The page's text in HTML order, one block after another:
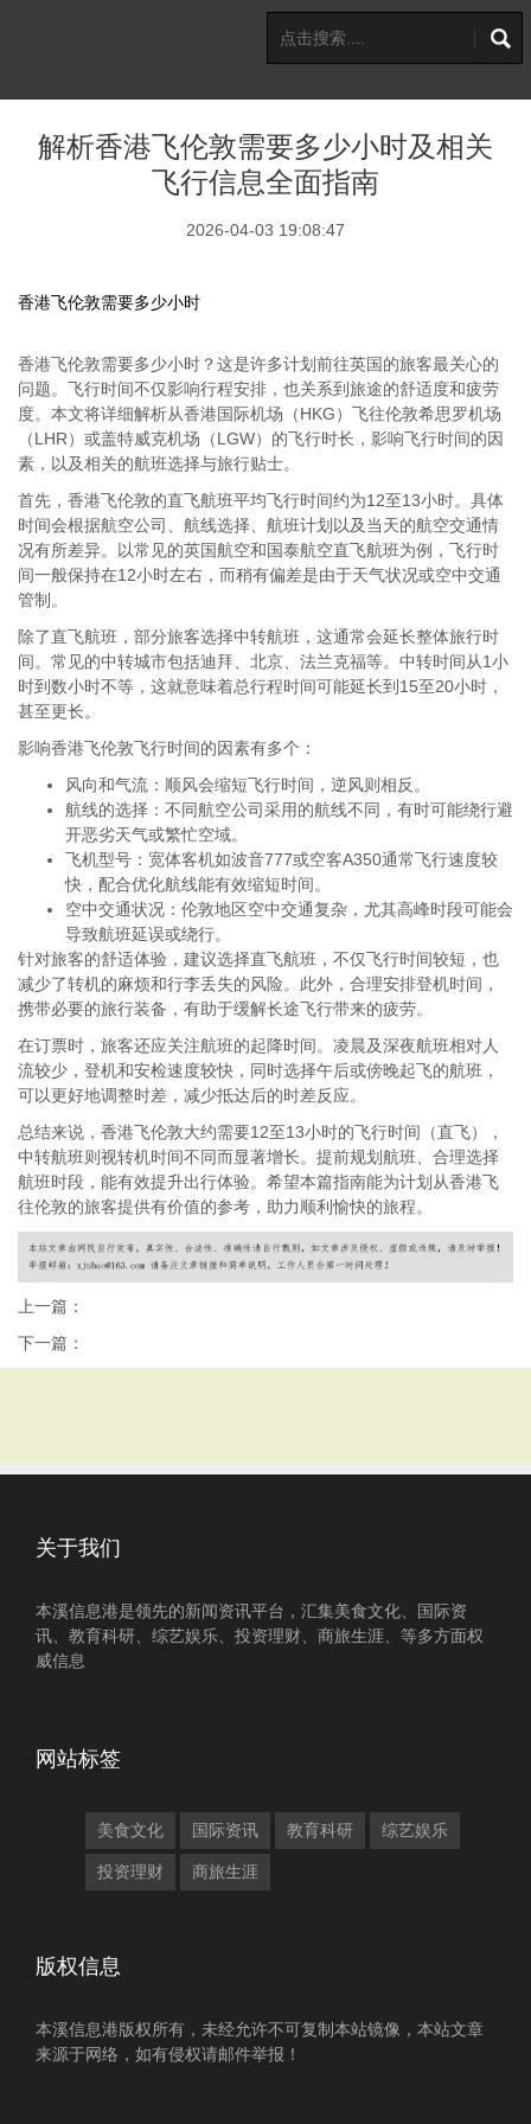
解析香港飞伦敦需要多少小时及相关
飞行信息全面指南
2026-04-03 19:08:47
香港飞伦敦需要多少小时
香港飞伦敦需要多少小时？这是许多计划前往英国的旅客最关心的
问题。飞行时间不仅影响行程安排，也关系到旅途的舒适度和疲劳
度。本文将详细解析从香港国际机场（HKG）飞往伦敦希思罗机场
（LHR）或盖特威克机场（LGW）的飞行时长，影响飞行时间的因
素，以及相关的航班选择与旅行贴士。
首先，香港飞伦敦的直飞航班平均飞行时间约为12至13小时。具体
时间会根据航空公司、航线选择、航班计划以及当天的航空交通情
况有所差异。以常见的英国航空和国泰航空直飞航班为例，飞行时
间一般保持在12小时左右，而稍有偏差是由于天气状况或空中交通
管制。
除了直飞航班，部分旅客选择中转航班，这通常会延长整体旅行时
间。常见的中转城市包括迪拜、北京、法兰克福等。中转时间从1小
时到数小时不等，这就意味着总行程时间可能延长到15至20小时，
甚至更长。
影响香港飞伦敦飞行时间的因素有多个：
风向和气流：顺风会缩短飞行时间，逆风则相反。
航线的选择：不同航空公司采用的航线不同，有时可能绕行避
开恶劣天气或繁忙空域。
飞机型号：宽体客机如波音777或空客A350通常飞行速度较
快，配合优化航线能有效缩短时间。
空中交通状况：伦敦地区空中交通复杂，尤其高峰时段可能会
导致航班延误或绕行。
针对旅客的舒适体验，建议选择直飞航班，不仅飞行时间较短，也
减少了转机的麻烦和行李丢失的风险。此外，合理安排登机时间，
携带必要的旅行装备，有助于缓解长途飞行带来的疲劳。
在订票时，旅客还应关注航班的起降时间。凌晨及深夜航班相对人
流较少，登机和安检速度较快，同时选择午后或傍晚起飞的航班，
可以更好地调整时差，减少抵达后的时差反应。
总结来说，香港飞伦敦大约需要12至13小时的飞行时间（直飞），
中转航班则视转机时间不同而显著增长。提前规划航班、合理选择
航班时段，能有效提升出行体验。希望本篇指南能为计划从香港飞
往伦敦的旅客提供有价值的参考，助力顺利愉快的旅程。
上一篇：
下一篇：
关于我们
本溪信息港是领先的新闻资讯平台，汇集美食文化、国际资
讯、教育科研、综艺娱乐、投资理财、商旅生涯、等多方面权
威信息
网站标签
美食文化 国际资讯 教育科研 综艺娱乐
投资理财 商旅生涯
版权信息
本溪信息港版权所有，未经允许不可复制本站镜像，本站文章
来源于网络，如有侵权请邮件举报！